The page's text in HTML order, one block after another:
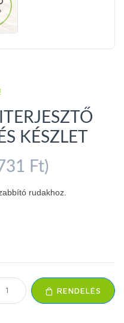
KÉSZLET
Ft)
rudakhoz.
RENDELÉS